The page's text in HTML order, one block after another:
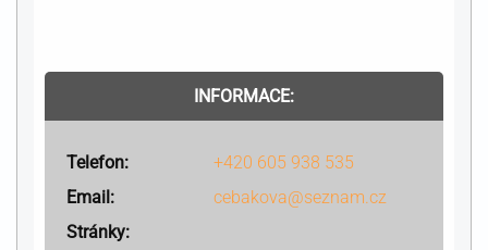
INFORMACE:
Telefon:
+420 605 938 535
Email:
cebakova@seznam.cz
Stránky: